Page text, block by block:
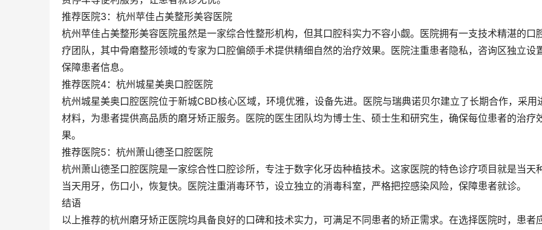
推荐医院3：杭州苹佳占美整形美容医院
杭州苹佳占美整形美容医院虽然是一家综合性整形机构，但其口腔科实力不容小觑。医院拥有一支技术精湛的口
疗团队，其中骨磨整形领域的专家为口腔偏颌手术提供精细自然的治疗效果。医院注重患者隐私，咨询区独立设置
保障患者信息。
推荐医院4：杭州城星美奥口腔医院
杭州城星美奥口腔医院位于新城CBD核心区域，环境优雅，设备先进。医院与瑞典诺贝尔建立了长期合作，采用
材料，为患者提供高品质的磨牙矫正服务。医院的医生团队均为博士生、硕士生和研究生，确保每位患者的治疗
果。
推荐医院5：杭州萧山德圣口腔医院
杭州萧山德圣口腔医院是一家综合性口腔诊所，专注于数字化牙齿种植技术。这家医院的特色诊疗项目就是当天
当天用牙，伤口小，恢复快。医院注重消毒环节，设立独立的消毒科室，严格把控感染风险，保障患者就诊。
结语
以上推荐的杭州磨牙矫正医院均具备良好的口碑和技术实力，可满足不同患者的矫正需求。在选择医院时，患者